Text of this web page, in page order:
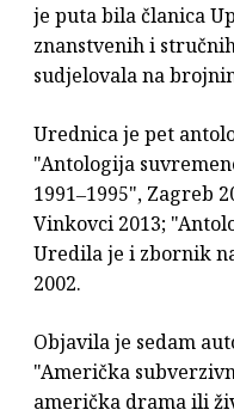
je puta bila članica
znanstvenih i stručnih
sudjelovala na
Urednica je pet
"Antologija
1991‒1995", Zagreb
Vinkovci 2013;
Uredila je i zbornik
2002.
Objavila je sedam
"Američka
američka drama ili